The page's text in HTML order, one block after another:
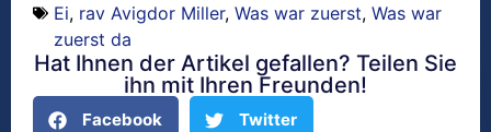
Ei, rav Avigdor Miller, Was war zuerst, Was war
zuerst da
Hat Ihnen der Artikel gefallen? Teilen Sie
ihn mit Ihren Freunden!
Facebook Twitter